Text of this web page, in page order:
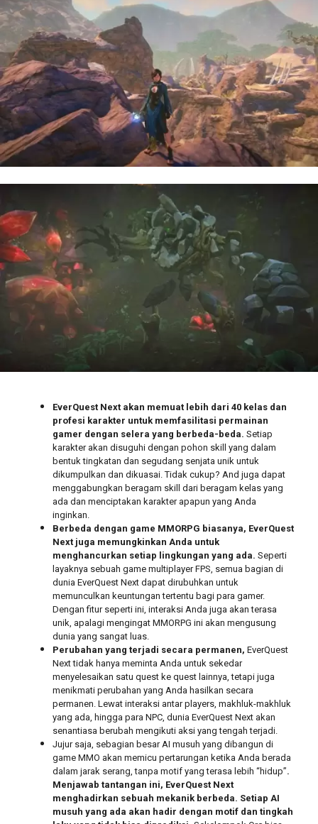
EverQuest Next akan memuat lebih dari 40 kelas dan
profesi karakter untuk memfasilitasi permainan
gamer dengan selera yang berbeda-beda. Setiap
karakter akan disuguhi dengan pohon skill yang dalam
bentuk tingkatan dan segudang senjata unik untuk
dikumpulkan dan dikuasai. Tidak cukup? And juga dapat
menggabungkan beragam skill dari beragam kelas yang
ada dan menciptakan karakter apapun yang Anda
inginkan.
Berbeda dengan game MMORPG biasanya, EverQuest
Next juga memungkinkan Anda untuk
menghancurkan setiap lingkungan yang ada. Seperti
layaknya sebuah game multiplayer FPS, semua bagian di
dunia EverQuest Next dapat dirubuhkan untuk
memunculkan keuntungan tertentu bagi para gamer.
Dengan fitur seperti ini, interaksi Anda juga akan terasa
unik, apalagi mengingat MMORPG ini akan mengusung
dunia yang sangat luas.
Perubahan yang terjadi secara permanen, EverQuest
Next tidak hanya meminta Anda untuk sekedar
menyelesaikan satu quest ke quest lainnya, tetapi juga
menikmati perubahan yang Anda hasilkan secara
permanen. Lewat interaksi antar players, makhluk-makhluk
yang ada, hingga para NPC, dunia EverQuest Next akan
senantiasa berubah mengikuti aksi yang tengah terjadi.
Jujur saja, sebagian besar AI musuh yang dibangun di
game MMO akan memicu pertarungan ketika Anda berada
dalam jarak serang, tanpa motif yang terasa lebih “hidup”.
Menjawab tantangan ini, EverQuest Next
menghadirkan sebuah mekanik berbeda. Setiap AI
musuh yang ada akan hadir dengan motif dan tingkah